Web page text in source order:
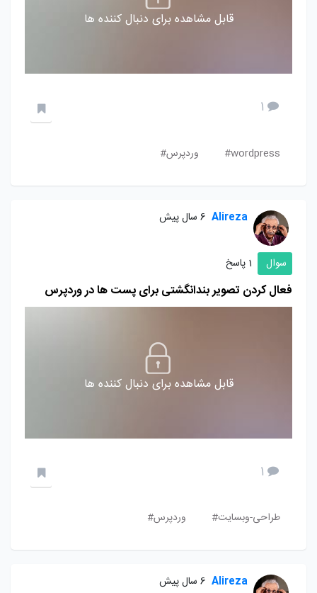
قابل مشاهده برای دنبال کننده ها
1
wordpress# وردپرس#
Alireza 6 سال پیش
سوال 1 پاسخ
فعال کردن تصویر بندانگشتی برای پست ها در وردپرس
قابل مشاهده برای دنبال کننده ها
1
طراحی-وبسایت# وردپرس#
Alireza 6 سال پیش